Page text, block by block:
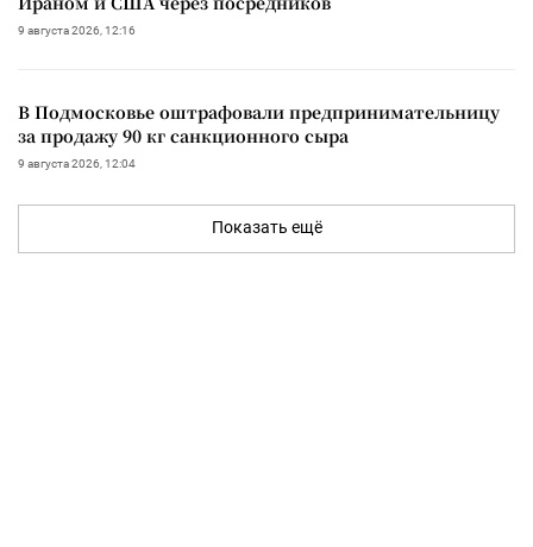
9 августа 2026, 12:16
В Подмосковье оштрафовали предпринимательницу
за продажу 90 кг санкционного сыра
9 августа 2026, 12:04
Показать ещё